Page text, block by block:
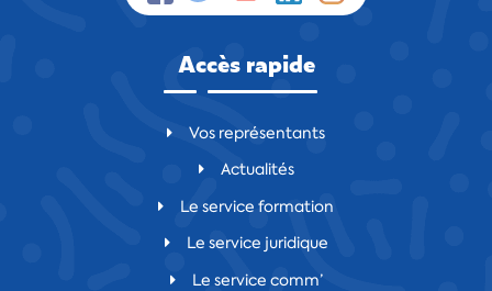
Accès rapide
Vos représentants
Actualités
Le service formation
Le service juridique
Le service comm’